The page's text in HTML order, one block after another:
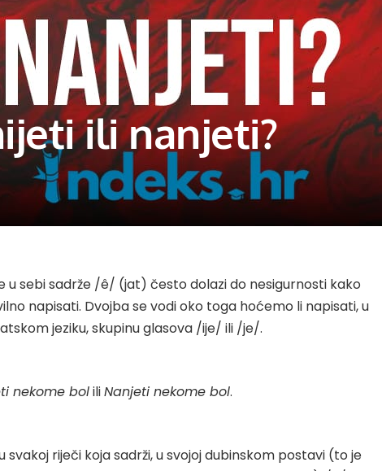
ili nanjeti?
u sebi sadrže /ê/ (jat) često dolazi do nesigurnosti kako
napisati. Dvojba se vodi oko toga hoćemo li napisati, u
jeziku, skupinu glasova /ije/ ili /je/.
nekome boliliNanjeti nekome bol.
svakoj riječi koja sadrži, u svojoj dubinskom postavi (to je